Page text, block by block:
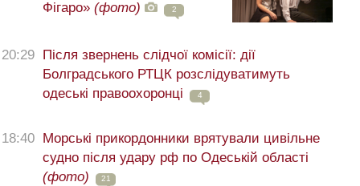
Фігаро» (фото) 2
20:29
Після звернень слідчої комісії: дії
Болградського РТЦК розслідуватимуть
одеські правоохоронці
4
18:40
Морські прикордонники врятували цивільне
судно після удару рф по Одеській області
(фото)
21